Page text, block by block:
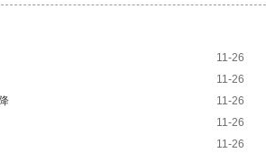
11-26
11-26
11-26
11-26
11-26